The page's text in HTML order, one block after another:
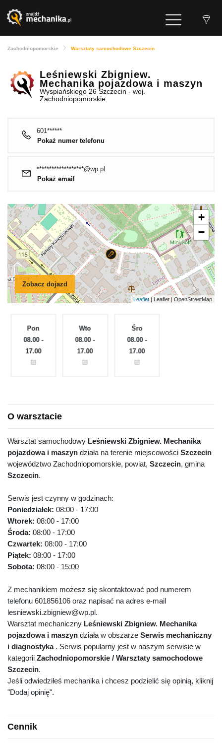
Zachodniopomorskie Warsztaty samochodowe Szczecin
Leśniewski Zbigniew.
Mechanika pojazdowa i maszyn
Wyspiańskiego 26 Szczecin - woj.
Zachodniopomorskie
601******
Pokaż numer telefonu
*******************@wp.pl
Pokaż email
Zobacz dojazd
+
−
Leaflet| Leaflet | OpenStreetMap
Pon
08.00 -
17.00
Wto
08.00 -
17.00
Śro
08.00 -
17.00
O warsztacie
Warsztat samochodowy Leśniewski Zbigniew. Mechanika
pojazdowa i maszyn działa na terenie miejscowości Szczecin
województwo Zachodniopomorskie, powiat, Szczecin, gmina
Szczecin.
Serwis jest czynny w godzinach:
Poniedziałek: 08:00 - 17:00
Wtorek: 08:00 - 17:00
Środa: 08:00 - 17:00
Czwartek: 08:00 - 17:00
Piątek: 08:00 - 17:00
Sobota: 08:00 - 15:00
Z mechanikiem możesz się skontaktować pod numerem
telefonu 601856106 oraz napisać na adres e-mail
lesniewski.zbigniew@wp.pl.
Warsztat mechaniczny Leśniewski Zbigniew. Mechanika
pojazdowa i maszyn działa w obszarze Serwis mechaniczny
i diagnostyka. Serwis popularny jest w naszym serwisie w
kategorii Zachodniopomorskie / Warsztaty samochodowe
Szczecin.
Jeśli odwiedziłeś mechanika i chcesz podzielić się opinią, kliknij
"Dodaj opinię".
Cennik